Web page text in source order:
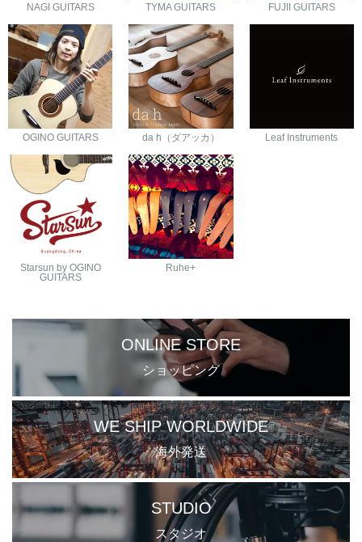
NAGI GUITARS TYMA GUITARS FUJII GUITARS
OGINO GUITARS da h（ダアッカ） Leaf Instruments
Starsun by OGINO
GUITARS
Ruhe+
ONLINE STORE
ショッピング
WE SHIP WORLDWIDE
海外発送
STUDIO
スタジオ